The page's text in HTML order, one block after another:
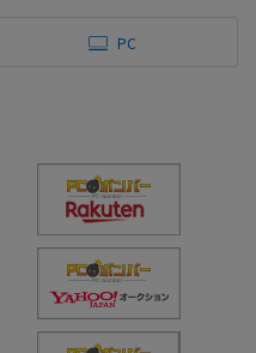
PC